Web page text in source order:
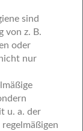
sind
von z. B.
oder
nur
u. a. der